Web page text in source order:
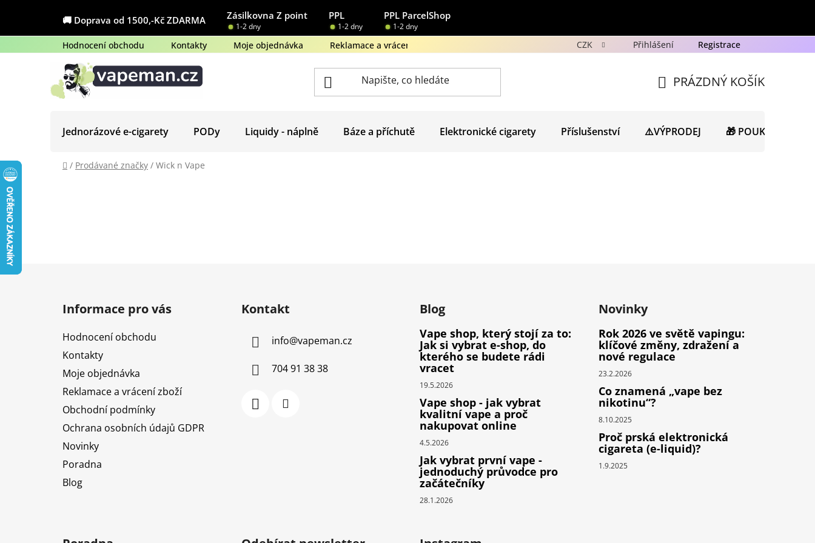
obsah
🚚 Doprava od 1500,-Kč ZDARMA Zásilkovna Z point PPL PPL ParcelShop
1-2 dny 1-2 dny 1-2 dny
Hodnocení obchodu Kontakty Moje objednávka Reklamace a vrácení zboží Ochrana osobních údajů GDPR Novinky
CZK Přihlášení Registrace
KOŠÍK
PRÁZDNÝ KOŠÍK
Jednorázové e-cigarety PODy Liquidy - náplně Báze a příchutě Elektronické cigarety Příslušenství ⚠️VÝPRODEJ 🎁 POUKAZY
Domů
/ Prodávané značky / Wick n Vape
Informace pro vás
Hodnocení obchodu
Kontakty
Moje objednávka
Reklamace a vrácení zboží
Obchodní podmínky
Ochrana osobních údajů GDPR
Novinky
Poradna
Blog
Kontakt
info@vapeman.cz
704 91 38 38
Blog
Vape shop, který stojí za to:
Jak si vybrat e-shop, do
kterého se budete rádi
vracet
19.5.2026
Vape shop - jak vybrat
kvalitní vape a proč
nakupovat online
4.5.2026
Jak vybrat první vape -
jednoduchý průvodce pro
začátečníky
28.1.2026
Novinky
Rok 2026 ve světě vapingu:
klíčové změny, zdražení a
nové regulace
23.2.2026
Co znamená „vape bez
nikotinu“?
8.10.2025
Proč prská elektronická
cigareta (e-liquid)?
1.9.2025